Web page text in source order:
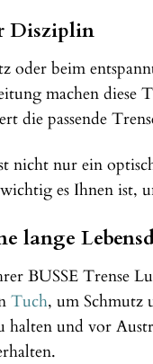
Disziplin
oder beim
machen diese
die passende
nicht nur ein
es Ihnen ist,
lange
BUSSE Trense
Tuch, um Schmutz
halten und vor